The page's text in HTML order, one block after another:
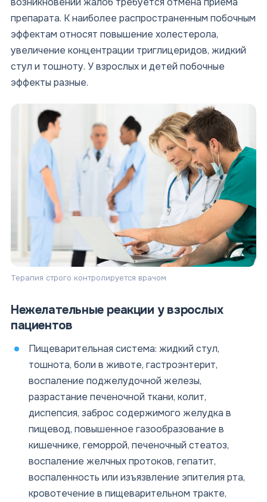
препарата. К наиболее распространенным побочным
эффектам относят повышение холестерола,
увеличение концентрации триглицеридов, жидкий
стул и тошноту. У взрослых и детей побочные
эффекты разные.
Терапия строго контролируется врачом
Нежелательные реакции у взрослых
пациентов
Пищеварительная система: жидкий стул,
тошнота, боли в животе, гастроэнтерит,
воспаление поджелудочной железы,
разрастание печеночной ткани, колит,
диспепсия, заброс содержимого желудка в
пищевод, повышенное газообразование в
кишечнике, геморрой, печеночный стеатоз,
воспаление желчных протоков, гепатит,
воспаленность или изъязвление эпителия рта,
кровотечение в пищеварительном тракте,